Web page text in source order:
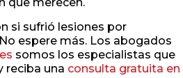
que merecen.
si sufrió lesiones por
espere más. Los abogados
somos los especialistas que
reciba una consulta gratuita en